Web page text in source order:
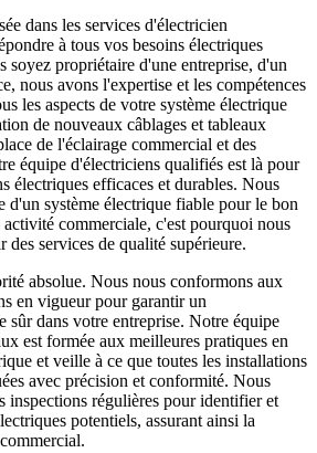
dans les services d'électricien
à tous vos besoins électriques
soyez propriétaire d'une entreprise, d'un
nous avons l'expertise et les compétences
les aspects de votre système électrique
de nouveaux câblages et tableaux
de l'éclairage commercial et des
équipe d'électriciens qualifiés est là pour
électriques efficaces et durables. Nous
d'un système électrique fiable pour le bon
commerciale, c'est pourquoi nous
des services de qualité supérieure.
absolue. Nous nous conformons aux
en vigueur pour garantir un
sûr dans votre entreprise. Notre équipe
est formée aux meilleures pratiques en
et veille à ce que toutes les installations
avec précision et conformité. Nous
inspections régulières pour identifier et
potentiels, assurant ainsi la